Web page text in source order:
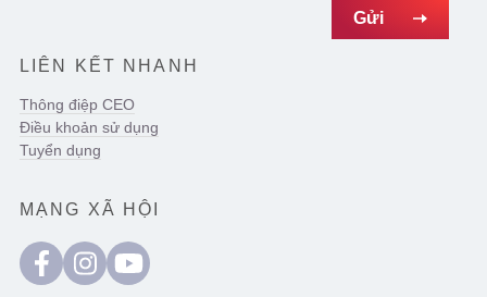
LIÊN KẾT NHANH
Thông điệp CEO
Điều khoản sử dụng
Tuyển dụng
MẠNG XÃ HỘI